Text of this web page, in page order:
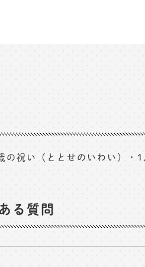
の祝い（ととせのいわい）・
る質問